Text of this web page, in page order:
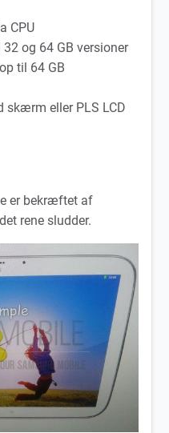
CPU
32 og 64 GB versioner
til 64 GB
skærm eller PLS LCD
er bekræftet af
rene sludder.